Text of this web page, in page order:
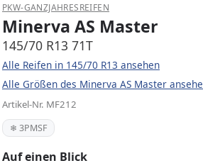
PKW-GANZJAHRESREIFEN
Minerva AS Master
145/70 R13 71T
Alle Reifen in 145/70 R13 ansehen
Alle Größen des Minerva AS Master
Artikel-Nr. MF212
❄ 3PMSF
Auf einen Blick